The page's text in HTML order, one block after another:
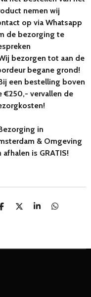
nemen wij
op via Whatsapp
de bezorging te
bezorgen tot aan de
begane grond!
een bestelling boven
€250,- vervallen de
in
& Omgeving
afhalen is GRATIS!
D
D
S
D